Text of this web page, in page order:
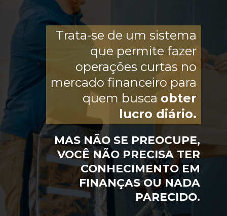
Trata-se de um sistema
que permite fazer
operações curtas no
mercado financeiro para
quem busca obter
lucro diário.
MAS NÃO SE PREOCUPE,
VOCÊ NÃO PRECISA TER
CONHECIMENTO EM
FINANÇAS OU NADA
PARECIDO.